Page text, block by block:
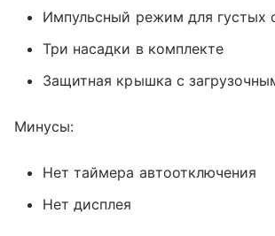
Импульсный режим для густых
Три насадки в комплекте
Защитная крышка с
Минусы:
Нет таймера автоотключения
Нет дисплея